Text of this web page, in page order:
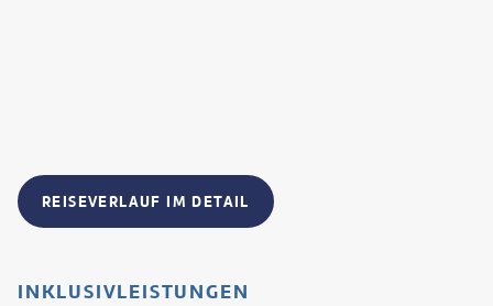
REISEVERLAUF IM DETAIL
INKLUSIVLEISTUNGEN